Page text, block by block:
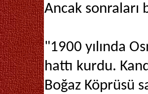
Ancak sonraları
"1900 yılında
hattı kurdu.
Boğaz Köprüsü